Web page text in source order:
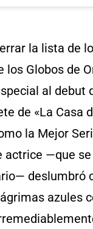
la lista de
los Globos de
al debut
de «La Casa
la Mejor
actrice —que
deslumbró
azules